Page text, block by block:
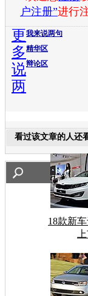
户注册”进行
我来说两句
精华区
辩论区
更
多
说
两
看过该文章的人还
18款新